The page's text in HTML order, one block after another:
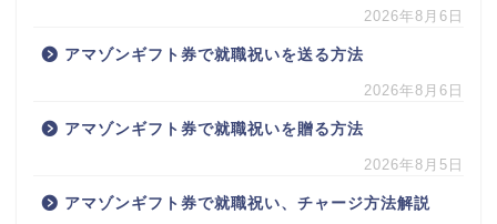
2026年8月6日
アマゾンギフト券で就職祝いを送る方法
2026年8月6日
アマゾンギフト券で就職祝いを贈る方法
2026年8月5日
アマゾンギフト券で就職祝い、チャージ方法解説